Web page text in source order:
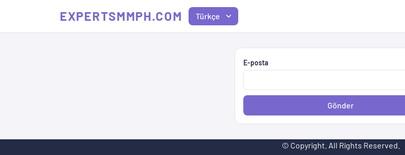
EXPERTSMMPH.COM Türkçe
E-posta
Gönder
© Copyright. All Rights Reserved.